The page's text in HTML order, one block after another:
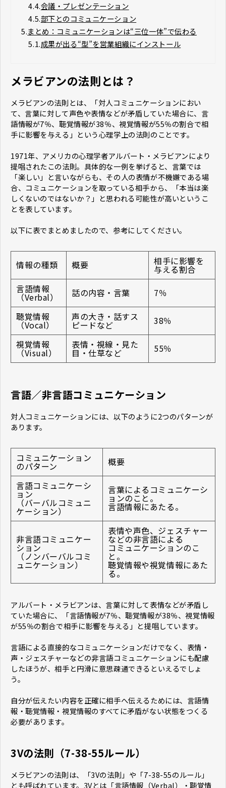
4.4.会議・プレゼンテーション
4.5.部下とのコミュニケーション
5.まとめ：コミュニケーションは“三位一体”で伝わる
5.1.成果が出る“型”を営業組織にインストール
メラビアンの法則とは？
メラビアンの法則とは、「対人コミュニケーションにおい
て、言葉に対して声色や表情などが矛盾していた場合に、言
語情報が7％、聴覚情報が38％、視覚情報が55％の割合で相
手に影響を与える」という心理学上の法則のことです。
1971年、アメリカの心理学者アルバート・メラビアンにより
提唱されたこの法則。具体的な一例を挙げると、言葉では
「楽しい」と言いながらも、その人の表情が不機嫌である場
合、コミュニケーションを取っている相手から、「本当は楽
しくないのではないか？」と思われる可能性が高いというこ
とを表しています。
以下に表でまとめましたので、参考にしてください。
情報の種類 概要 相手に影響を
与える割合
言語情報
（Verbal） 話の内容・言葉
7％
聴覚情報
（Vocal）
声の大き・話すス
ピードなど
38％
視覚情報
（Visual）
表情・視線・見た
目・仕草など 55％
言語／非言語コミュニケーション
対人コミュニケーションには、以下のように2つのパターンが
あります。
コミュニケーション
のパターン
概要
言語コミュニケーシ
ョン
（バーバルコミュニ
ケーション）
言葉によるコミュニケーシ
ョンのこと。
言語情報にあたる。
非言語コミュニケー
ション
（ノンバーバルコミ
ュニケーション）
表情や声色、ジェスチャー
などの非言語による
コミュニケーションのこ
と。
聴覚情報や視覚情報にあた
る。
アルバート・メラビアンは、言葉に対して表情などが矛盾し
ていた場合に、「言語情報が7％、聴覚情報が38％、視覚情報
が55％の割合で相手に影響を与える」と提唱しています。
言語による直接的なコミュニケーションだけでなく、表情・
声・ジェスチャーなどの非言語コミュニケーションにも配慮
したほうが、相手と円滑に意思疎通できるといえるでしょ
う。
自分が伝えたい内容を正確に相手へ伝えるためには、言語情
報・聴覚情報・視覚情報のすべてに矛盾がない状態をつくる
必要があります。
3Vの法則（7-38-55ルール）
メラビアンの法則は、「3Vの法則」や「7-38-55のルール」
とも呼ばれています。3Vとは「言語情報（Verbal）・聴覚情